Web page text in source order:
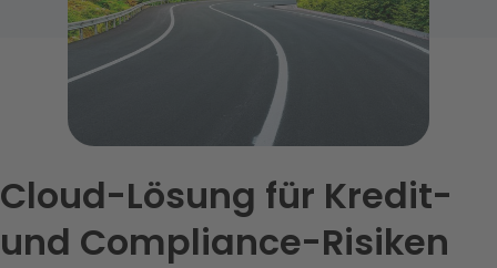
Cloud-Lösung für Kredit-
und Compliance-Risiken